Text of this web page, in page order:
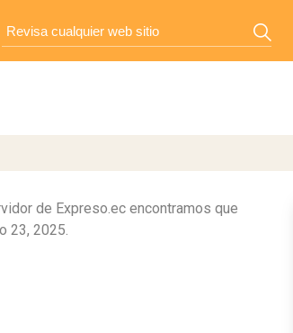
de Expreso.ec encontramos que
23, 2025.